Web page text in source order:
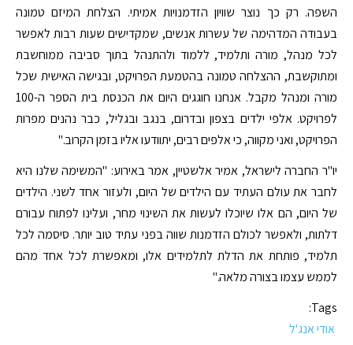
השפה. רק כך נוצר שוויון הזדמנויות אמיתי. הצלחת המיזם טמונה
בעבודה המדהימה של עשרות אנשים, שמקדישים שעות רבות לאפשר
לכל מנהל, מורה ותלמיד, ללמוד ולהתנהל בתוך סביבה ממוחשבת
ומתוקשבת, ההצלחה טמונה בהטמעת הפרויקט, ובגישה האישית שכל
מורה ומנהל מקבל. אנחנו חוגגים היום את הכנסת בית הספר ה-100
לפרויקט. אלפי ילדים בצפון ובדרום, בנגב ובגליל, כבר נהנים מפרות
הפרויקט, ואני מקווה, כי אלפים רבים, יתוודעו אליו בזמן הקרוב."
יו"ר החברה לישראל, אמיר אלשטיין, אמר באירוע: "המשימה שלנו היא
לחבר את עולם העתיד עם הילדים של היום, ולעזור אחד לשני. הילדים
של היום, הם אלו שיוכלו לעשות את השינוי מחר, ועלינו לפתוח עבורם
דלתות, ולאפשר לכולם הזדמנות שווה בפני עתיד טוב יותר. סיסמה לכל
תלמיד, פותחת את הדלת לתלמידים אלו, ומאפשרת לכל אחד מהם
לממש עצמו בצורה מלאה."
Tags:
אודי אנג'ל